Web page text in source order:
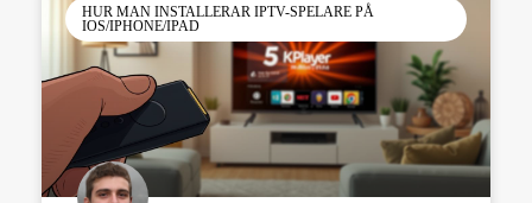
HUR MAN INSTALLERAR IPTV-SPELARE PÅ
IOS/IPHONE/IPAD